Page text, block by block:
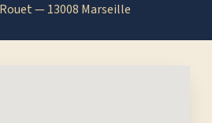
— 13008 Marseille